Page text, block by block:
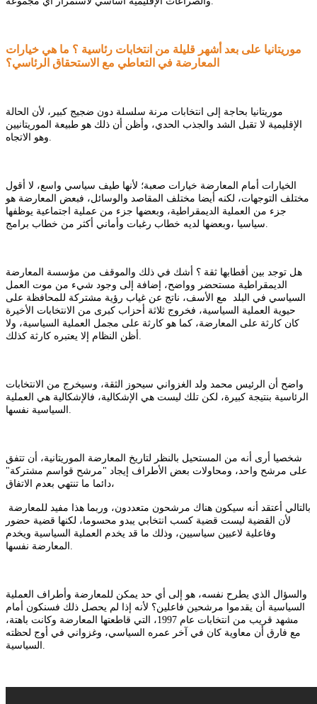
موريتانيا على بعد أشهر قليلة من انتخابات رئاسية ؟ ما هي خيارات
المعارضة في التعاطي مع الاستحقاق الرئاسي؟
موريتانيا بحاجة إلى انتخابات مرنة سلسلة دون ضجيج كبير، لأن الحالة
الإقليمية لا تقبل الشد والجذب الحدي، وأظن أن ذلك هو طبيعة الموريتانيين
الخيارات أمام المعارضة خيارات صعبة؛ لأنها طيف سياسي واسع، لا أقول
مختلف التوجهات، لكنه أيضا مختلف المقاصد والوسائل، فبعض المعارضة هو
جزء من العملية الديمقراطية، وبعضها جزء من عملية اجتماعية يوظفها
هل توجد بين أقطابها ثقة ؟ أشك في ذلك والموقف من مؤسسة المعارضة
الديمقراطية مستحضر وواضح، إضافة إلى وجود شيء من موت العمل
السياسي في البلد مع الأسف، ناتج عن غياب رؤية مشتركة للمحافظة على
حيوية العملية السياسية، فخروج ثلاثة أحزاب كبرى من الانتخابات الأخيرة
كان كارثة على المعارضة، كما هو كارثة على مجمل العملية السياسية، ولا
واضح أن الرئيس محمد ولد الغزواني سيحوز الثقة، وسيخرج من الانتخابات
الرئاسية بنتيجة كبيرة، لكن تلك ليست هي الإشكالية، فالإشكالية هي العملية
شخصيا أرى أنه من المستحيل بالنظر لتاريخ المعارضة الموريتانية، أن تتفق
على مرشح واحد، ومحاولات بعض الأطراف إيجاد "مرشح قواسم مشتركة"
دائما ما تنتهي بعدم الاتفاق،
لأن القضية ليست قضية كسب انتخابي يبدو محسوما، لكنها قضية حضور
وفاعلية لاعبين سياسيين، وذلك ما قد يخدم العملية السياسية ويخدم
والسؤال الذي يطرح نفسه، هو إلى أي حد يمكن للمعارضة وأطراف العملية
السياسية أن يقدموا مرشحين فاعلين؟ لأنه إذا لم يحصل ذلك فسنكون أمام
مشهد قريب من انتخابات عام 1997، التي قاطعتها المعارضة وكانت باهتة،
مع فارق أن معاوية كان في آخر عمره السياسي، وغزواني في أوج لحظته